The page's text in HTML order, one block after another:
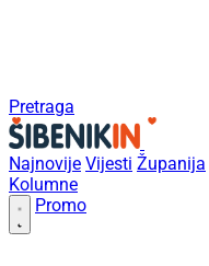
Pretraga
Najnovije Vijesti Županija
Kolumne
Promo